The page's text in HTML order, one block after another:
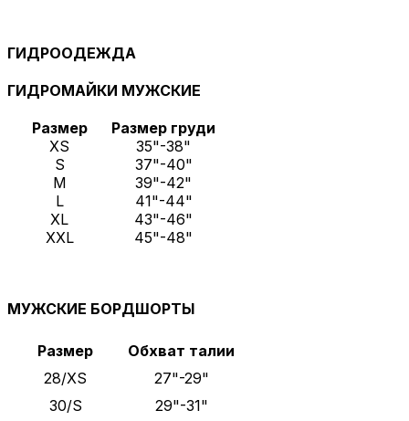
ГИДРООДЕЖДА
ГИДРОМАЙКИ МУЖСКИЕ
Размер
Размер груди
XS
35"-38"
S
37"-40"
M
39"-42"
L
41"-44"
XL
43"-46"
XXL
45"-48"
МУЖСКИЕ БОРДШОРТЫ
Размер
Обхват талии
28/XS
27"-29"
30/S
29"-31"